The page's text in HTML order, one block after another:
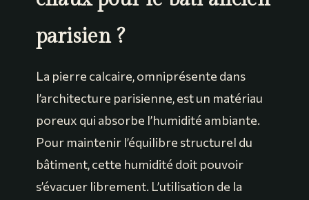
parisien ?
La pierre calcaire, omniprésente dans
l’architecture parisienne, est un matériau
poreux qui absorbe l’humidité ambiante.
Pour maintenir l’équilibre structurel du
bâtiment, cette humidité doit pouvoir
s’évacuer librement. L’utilisation de la